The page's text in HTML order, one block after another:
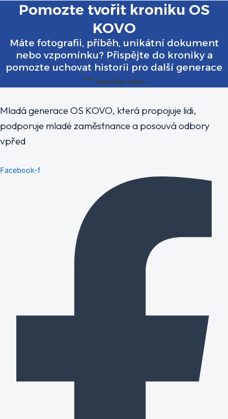
Pomozte tvořit kroniku OS
KOVO
Máte fotografii, příběh, unikátní dokument
nebo vzpomínku? Přispějte do kroniky a
pomozte uchovat historii pro další generace
Napište nám
Mladá generace OS KOVO, která propojuje lidi,
podporuje mladé zaměstnance a posouvá odbory
vpřed
Facebook-f